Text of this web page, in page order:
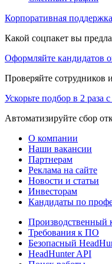
Корпоративная
Какой соцпакет вы
Оформляйте кандидатов
Проверяйте сотрудников
Ускорьте подбор в 2 раза
Автоматизируйте сбор
О компании
Наши вакансии
Партнерам
Реклама на сайте
Новости и статьи
Инвесторам
Кандидаты по
Производственный
Требования к ПО
Безопасный
HeadHunter API